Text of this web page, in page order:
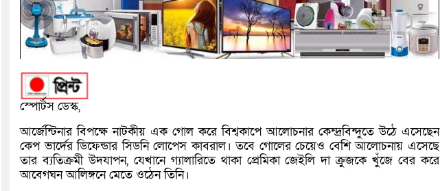
স্পোর্টস ডেস্ক,
আর্জেন্টিনার বিপক্ষে নাটকীয় এক গোল করে বিশ্বকাপে আলোচনার কেন্দ্রবিন্দুতে উঠে এসেছেন
কেপ ভার্দের ডিফেন্ডার সিডনি লোপেস কাবরাল। তবে গোলের চেয়েও বেশি আলোচনায় এসেছে
তার ব্যতিক্রমী উদযাপন, যেখানে গ্যালারিতে থাকা প্রেমিকা জেইলি দা ক্রুজকে খুঁজে বের করে
আবেগঘন আলিঙ্গনে মেতে ওঠেন তিনি।